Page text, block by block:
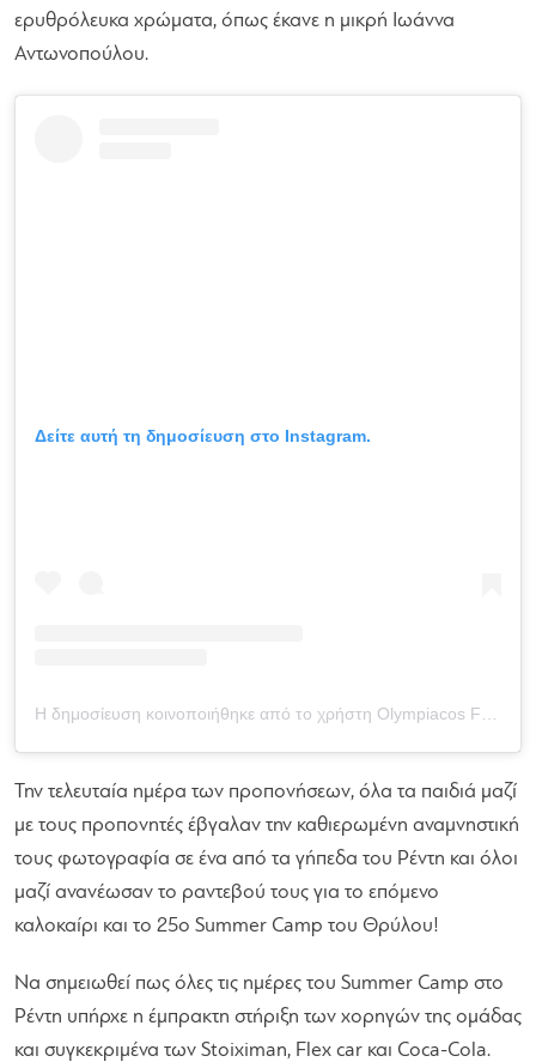
ερυθρόλευκα χρώματα, όπως έκανε η μικρή Ιωάννα
Αντωνοπούλου.
Δείτε αυτή τη δημοσίευση στο Instagram.
Την τελευταία ημέρα των προπονήσεων, όλα τα παιδιά μαζί
με τους προπονητές έβγαλαν την καθιερωμένη αναμνηστική
τους φωτογραφία σε ένα από τα γήπεδα του Ρέντη και όλοι
μαζί ανανέωσαν το ραντεβού τους για το επόμενο
καλοκαίρι και το 25ο Summer Camp του Θρύλου!
Να σημειωθεί πως όλες τις ημέρες του Summer Camp στο
Ρέντη υπήρχε η έμπρακτη στήριξη των χορηγών της ομάδας
και συγκεκριμένα των Stoiximan, Flex car και Coca-Cola.